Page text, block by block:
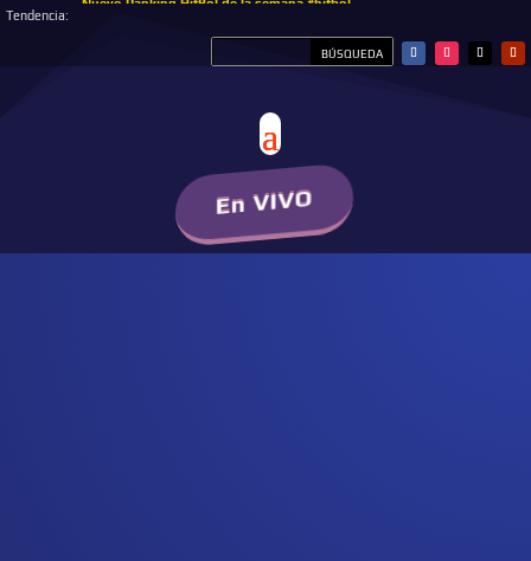
Tendencia:
Nuevo Ranking HitBol de la semana #hitbol
En VIVO